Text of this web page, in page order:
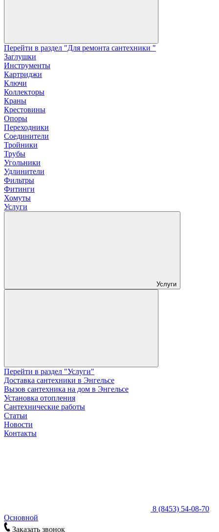
Перейти в раздел "Для ремонта сантехники "
Заглушки
Инструменты
Картриджи
Ключи
Коллекторы
Краны
Крестовины
Опоры
Переходники
Соединители
Тройники
Трубы
Угольники
Удлинители
Фильтры
Фитинги
Хомуты
Услуги
Услуги
Перейти в раздел "Услуги"
Доставка сантехники в Энгельсе
Вызов сантехника на дом в Энгельсе
Установка отопления
Сантехнические работы
Статьи
Новости
Контакты
8 (8453) 54-08-70
Основной
Заказать звонок